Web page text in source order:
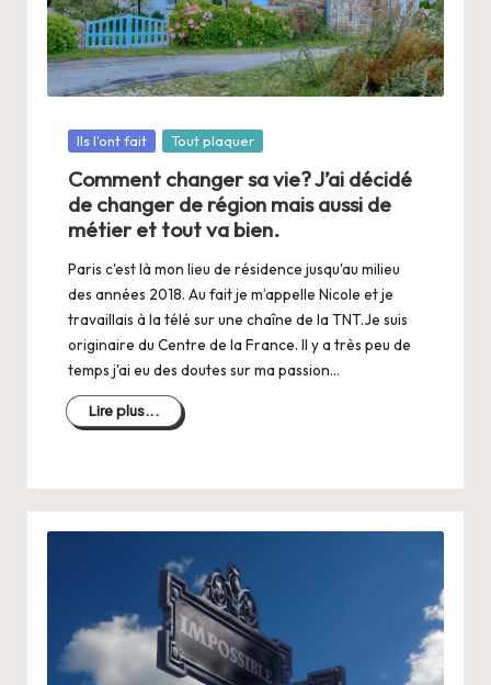
n
g
e
r
s
a
V
ie
Posté
Ils l'ont fait Tout plaquer
Comment changer sa vie? J’ai décidé
de changer de région mais aussi de
métier et tout va bien.
Paris c'est là mon lieu de résidence jusqu'au milieu
des années 2018. Au fait je m’appelle Nicole et je
travaillais à la télé sur une chaîne de la TNT.Je suis
originaire du Centre de la France. Il y a très peu de
temps j'ai eu des doutes sur ma passion…
Lire plus...